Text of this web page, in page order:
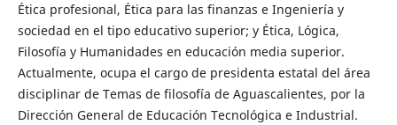
Ética profesional, Ética para las finanzas e Ingeniería y
sociedad en el tipo educativo superior; y Ética, Lógica,
Filosofía y Humanidades en educación media superior.
Actualmente, ocupa el cargo de presidenta estatal del área
disciplinar de Temas de filosofía de Aguascalientes, por la
Dirección General de Educación Tecnológica e Industrial.